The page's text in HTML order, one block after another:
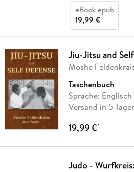
eBook epub
19,99 €
Jiu-Jitsu and
Moshe
Taschenbuch
Sprache: Englisch
Versand in 5
19,99 €*
Judo -